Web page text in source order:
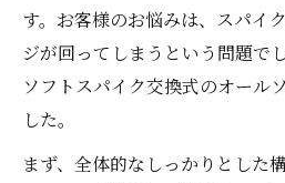
す。お客様のお悩みは、スパイ
ジが回ってしまうという問題で
ソフトスパイク交換式のオール
した。
まず、全体的なしっかりとした